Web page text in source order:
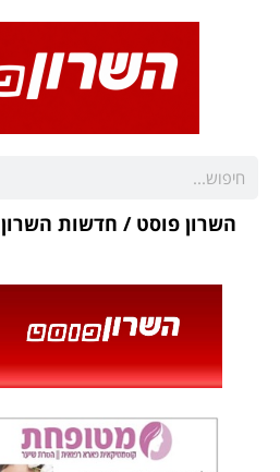
השרון פוסט / חדשות השרון